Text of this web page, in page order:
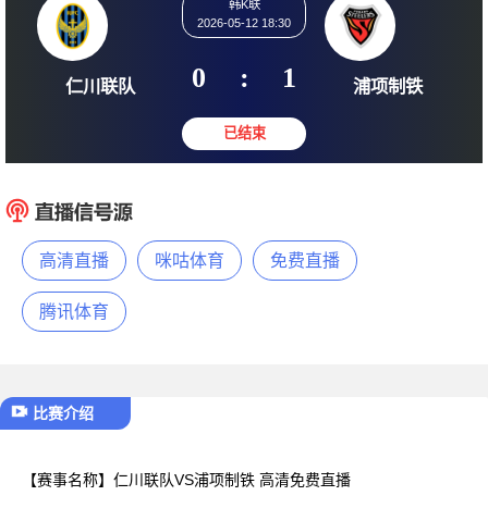
仁川联队
韩K联
2026-05-12 18:30
0 : 1 浦项
高清直播 咪咕体育 免费直播
腾讯体育
比赛介绍
【赛事名称】 仁川联队VS浦项制铁 高清免费直播